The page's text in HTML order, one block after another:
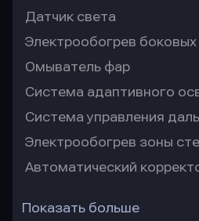
Датчик света
Электрообогрев боковых
Омыватель фар
Система адаптивного
Система управления
Электрообогрев зоны
Автоматический
Показать больше